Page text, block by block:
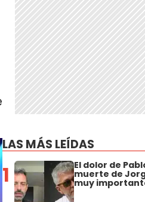
LAS MÁS LEÍDAS
1 El dolor de
muerte de
muy